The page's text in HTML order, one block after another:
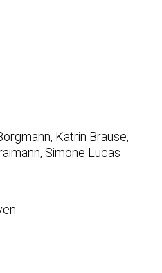
Katrin Brause,
Simone Lucas